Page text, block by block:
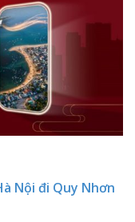
Nội đi Quy Nhơn